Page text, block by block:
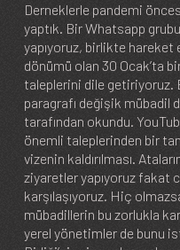
Derneklerle pandemi
yaptık. Bir Whatsapp
yapıyoruz, birlikte hareket
dönümü olan 30 Ocak’ta
taleplerini dile getiriyoruz.
paragrafı değişik mübadil
tarafından okundu.
önemli taleplerinden bir
vizenin kaldırılması.
ziyaretler yapıyoruz fakat
karşılaşıyoruz. Hiç
mübadillerin bu zorlukla
yerel yönetimler de bunu